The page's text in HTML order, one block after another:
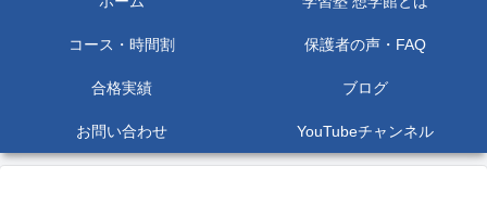
コース・時間割 保護者の声・FAQ
合格実績 ブログ
お問い合わせ YouTubeチャンネル